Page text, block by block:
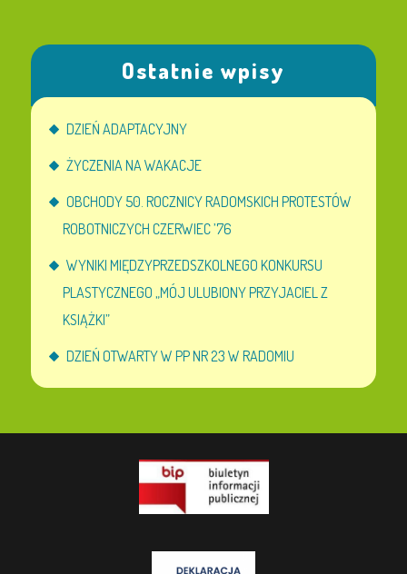
Ostatnie wpisy
DZIEŃ ADAPTACYJNY
ŻYCZENIA NA WAKACJE
OBCHODY 50. ROCZNICY RADOMSKICH PROTESTÓW
ROBOTNICZYCH CZERWIEC ’76
WYNIKI MIĘDZYPRZEDSZKOLNEGO KONKURSU
PLASTYCZNEGO „MÓJ ULUBIONY PRZYJACIEL Z
KSIĄŻKI”
DZIEŃ OTWARTY W PP NR 23 W RADOMIU